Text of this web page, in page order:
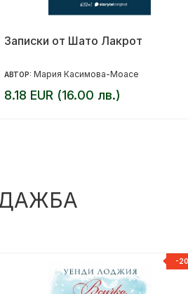
Записки от Шато Лакрот
АВТОР: Мария Касимова-Моасе
8.18 EUR (16.00 лв.)
-